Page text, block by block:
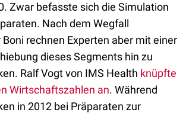
Zwar befasste sich die Simulation
Nach dem Wegfall
rechnen Experten aber mit einer
dieses Segments hin zu
Ralf Vogt von IMS Health knüpfte
Wirtschaftszahlen an. Während
in 2012 bei Präparaten zur